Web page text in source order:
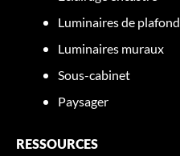
Luminaires de plafond
Luminaires muraux
Sous-cabinet
Paysager
RESSOURCES